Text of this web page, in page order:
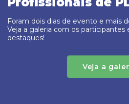
Foram dois dias de evento e mais
Veja a galeria com os participantes
destaques!
Veja a